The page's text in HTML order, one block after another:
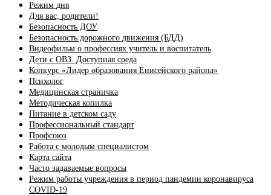
Режим дня
Для вас, родители!
Безопасность ДОУ
Безопасность дорожного движения (БДД)
Видеофильм о профессиях учитель и воспитатель
Дети с ОВЗ. Доступная среда
Конкурс «Лидер образования Енисейского района»
Психолог
Медицинская страничка
Методическая копилка
Питание в детском саду
Профессиональный стандарт
Профсоюз
Работа с молодым специалистом
Карта сайта
Часто задаваемые вопросы
Режим работы учреждения в период пандемии коронавируса
COVID-19